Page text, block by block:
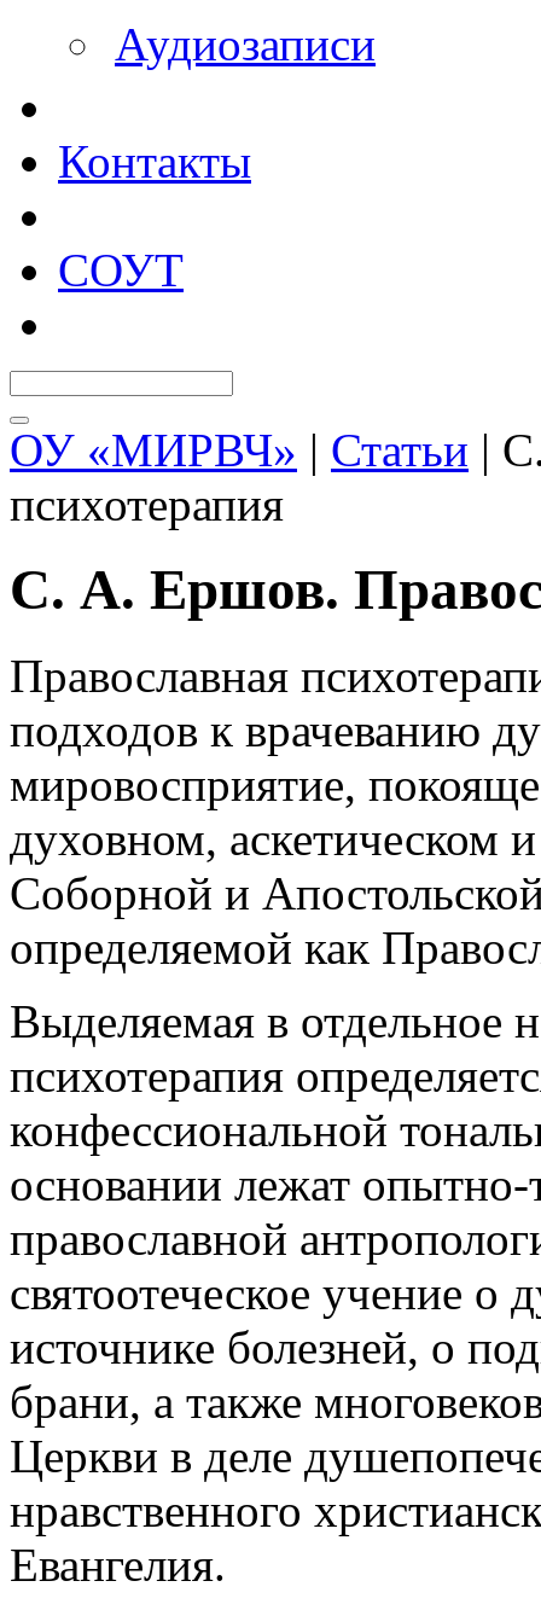
Аудиозаписи
Контакты
СОУТ
ОУ «МИРВЧ» | Статьи |
психотерапия
С. А. Ершов.
Православная
подходов к врачеванию
мировосприятие,
духовном, аскетическом
Соборной и
определяемой как
Выделяемая в отдельное
психотерапия
конфессиональной
основании лежат опытно-
православной
святоотеческое учение о
источнике болезней, о
брани, а также
Церкви в деле
нравственного
Евангелия.